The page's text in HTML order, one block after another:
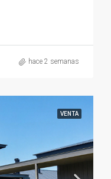
hace 2 semanas
VENTA